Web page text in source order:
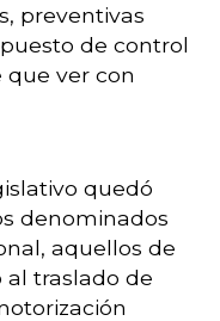
preventivas
de control
ver con
quedó
denominados
aquellos de
al traslado de